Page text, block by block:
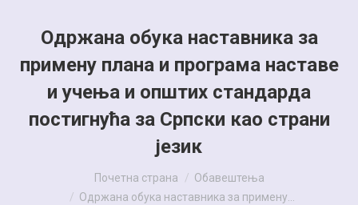
Одржана обука наставника за
примену плана и програма наставе
и учења и општих стандарда
постигнућа за Српски као страни
језик
You are here:Почетна страна
Обавештења
Одржана обука наставника за примену…